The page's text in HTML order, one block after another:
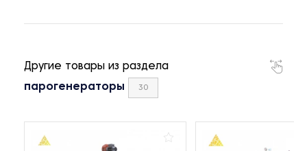
Другие товары из раздела
парогенераторы 30